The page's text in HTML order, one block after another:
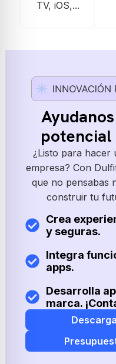
TV, iOS,...
potencial
¿Listo para hacer
empresa? Con
que no pensabas
construir tu
Crea
y seguras.
Integra
apps.
Desarrolla
marca.